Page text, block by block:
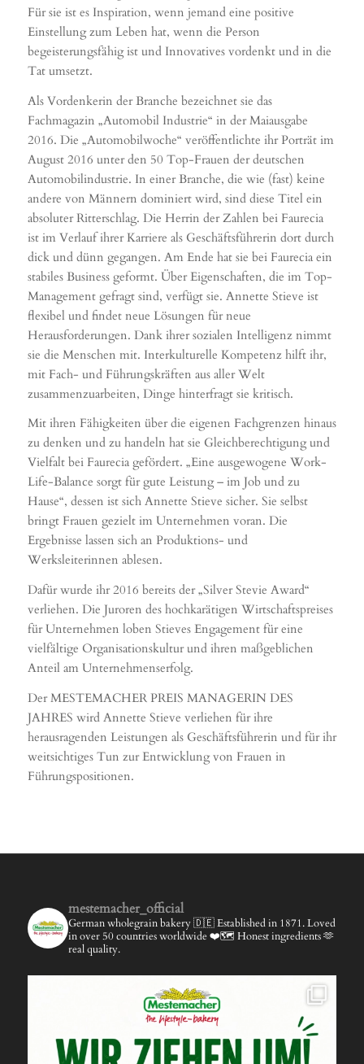
Für sie ist es Inspiration, wenn jemand eine positive
Einstellung zum Leben hat, wenn die Person
begeisterungsfähig ist und Innovatives vordenkt und in die
Tat umsetzt.
Als Vordenkerin der Branche bezeichnet sie das
Fachmagazin „Automobil Industrie“ in der Maiausgabe
2016. Die „Automobilwoche“ veröffentlichte ihr Porträt im
August 2016 unter den 50 Top-Frauen der deutschen
Automobilindustrie. In einer Branche, die wie (fast) keine
andere von Männern dominiert wird, sind diese Titel ein
absoluter Ritterschlag. Die Herrin der Zahlen bei Faurecia
ist im Verlauf ihrer Karriere als Geschäftsführerin dort durch
dick und dünn gegangen. Am Ende hat sie bei Faurecia ein
stabiles Business geformt. Über Eigenschaften, die im Top-
Management gefragt sind, verfügt sie. Annette Stieve ist
flexibel und findet neue Lösungen für neue
Herausforderungen. Dank ihrer sozialen Intelligenz nimmt
sie die Menschen mit. Interkulturelle Kompetenz hilft ihr,
mit Fach- und Führungskräften aus aller Welt
zusammenzuarbeiten, Dinge hinterfragt sie kritisch.
Mit ihren Fähigkeiten über die eigenen Fachgrenzen hinaus
zu denken und zu handeln hat sie Gleichberechtigung und
Vielfalt bei Faurecia gefördert. „Eine ausgewogene Work-
Life-Balance sorgt für gute Leistung – im Job und zu
Hause“, dessen ist sich Annette Stieve sicher. Sie selbst
bringt Frauen gezielt im Unternehmen voran. Die
Ergebnisse lassen sich an Produktions- und
Werksleiterinnen ablesen.
Dafür wurde ihr 2016 bereits der „Silver Stevie Award“
verliehen. Die Juroren des hochkarätigen Wirtschaftspreises
für Unternehmen loben Stieves Engagement für eine
vielfältige Organisationskultur und ihren maßgeblichen
Anteil am Unternehmenserfolg.
Der MESTEMACHER PREIS MANAGERIN DES
JAHRES wird Annette Stieve verliehen für ihre
herausragenden Leistungen als Geschäftsführerin und für ihr
weitsichtiges Tun zur Entwicklung von Frauen in
Führungspositionen.
mestemacher_official
German wholegrain bakery 🇩🇪Established in 1871.Loved
in over 50 countries worldwide ❤️🗺️ Honest ingredients 🫶
real quality.